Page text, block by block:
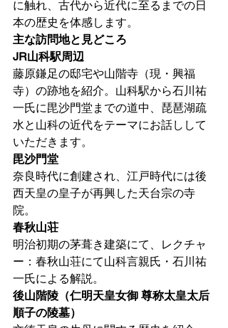
に触れ、古代から近代に至るまでの日
本の歴史を体感します。
主な訪問地と見どころ
JR山科駅周辺
藤原鎌足の邸宅や山階寺（現・興福
寺）の跡地を紹介。山科駅から石川祐
一氏に毘沙門堂までの道中、琵琶湖疏
水と山科の近代をテーマにお話しして
いただきます。
毘沙門堂
奈良時代に創建され、江戸時代には後
西天皇の皇子が再興した天台宗の寺
院。
春秋山荘
明治初期の茅葺き建築にて、レクチャ
ー：春秋山荘にて山科言親氏・石川祐
一氏による解説。
後山階陵（仁明天皇女御 尊称太皇太后
順子の陵墓）